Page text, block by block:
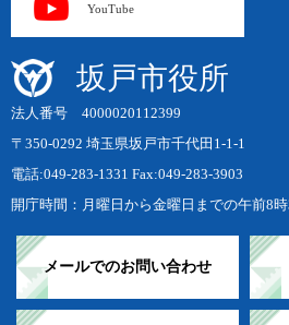
YouTube
坂戸市役所
法人番号 4000020112399
〒350-0292 埼玉県坂戸市千代田1-1-1
電話:049-283-1331 Fax:049-283-3903
開庁時間：月曜日から金曜日までの午前8
メールでのお問い合わせ